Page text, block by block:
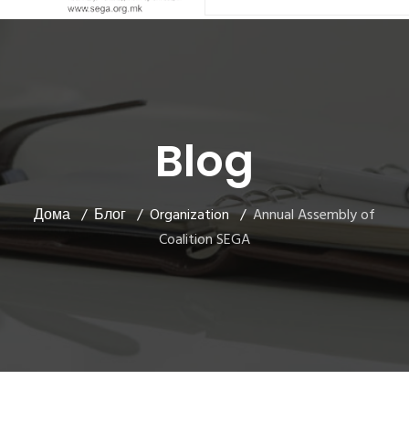
Blog
Дома Блог Organization
Annual Assembly of
Coalition SEGA